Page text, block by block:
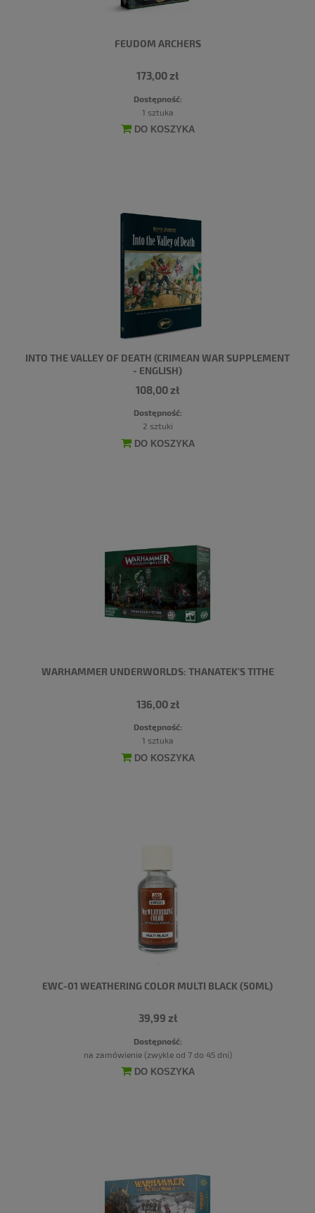
FEUDOM ARCHERS
173,00 zł
Dostępność:
1 sztuka
DO KOSZYKA
INTO THE VALLEY OF DEATH (CRIMEAN WAR SUPPLEMENT
- ENGLISH)
108,00 zł
Dostępność:
2 sztuki
DO KOSZYKA
WARHAMMER UNDERWORLDS: THANATEK'S TITHE
136,00 zł
Dostępność:
1 sztuka
DO KOSZYKA
EWC-01 WEATHERING COLOR MULTI BLACK (50ML)
39,99 zł
Dostępność:
na zamówienie (zwykle od 7 do 45 dni)
DO KOSZYKA